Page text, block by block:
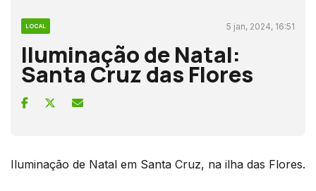
LOCAL 5 jan, 2024, 16:51
Iluminação de Natal:
Santa Cruz das Flores
Iluminação de Natal em Santa Cruz, na ilha das Flores.